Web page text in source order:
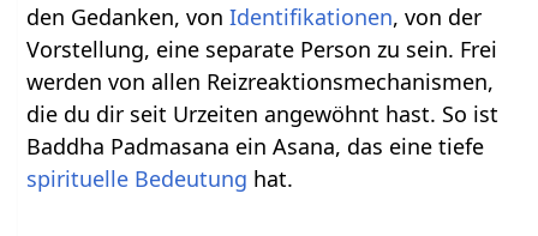
den Gedanken, vonIdentifikationen, von der
Vorstellung, eine separate Person zu sein. Frei
werden von allen Reizreaktionsmechanismen,
die du dir seit Urzeiten angewöhnt hast. So ist
Baddha Padmasana ein Asana, das eine tiefe
spirituelle Bedeutung hat.